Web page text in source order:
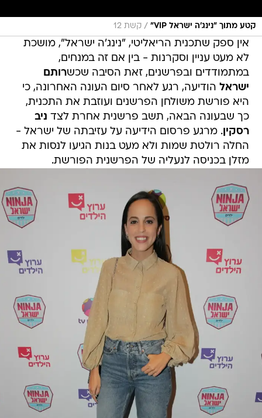
קטע מתוך "נינג'ה ישראל VIP" / קשת 12
אין ספק שתכנית הריאליטי, "נינג'ה ישראל", מושכת
לא מעט עניין וסקרנות - בין אם זה במנחים,
במתמודדים ובפרשנים, זאת הסיבה שכשרותם
ישראל הודיעה, רגע לאחר סיום העונה האחרונה, כי
היא פורשת משולחן הפרשנים ועוזבת את התכנית,
כך שבעונה הבאה, תשב פרשנית אחרת לצד ניב
רסקין. מרגע פרסום הידיעה על עזיבתה של ישראל -
החלה רולטת שמות ולא מעט בנות הגיעו לנסות את
מזלן בכניסה לנעליה של הפרשנית הפורשת.